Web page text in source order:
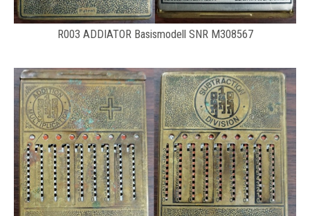
R003 ADDIATOR Basismodell SNR M308567